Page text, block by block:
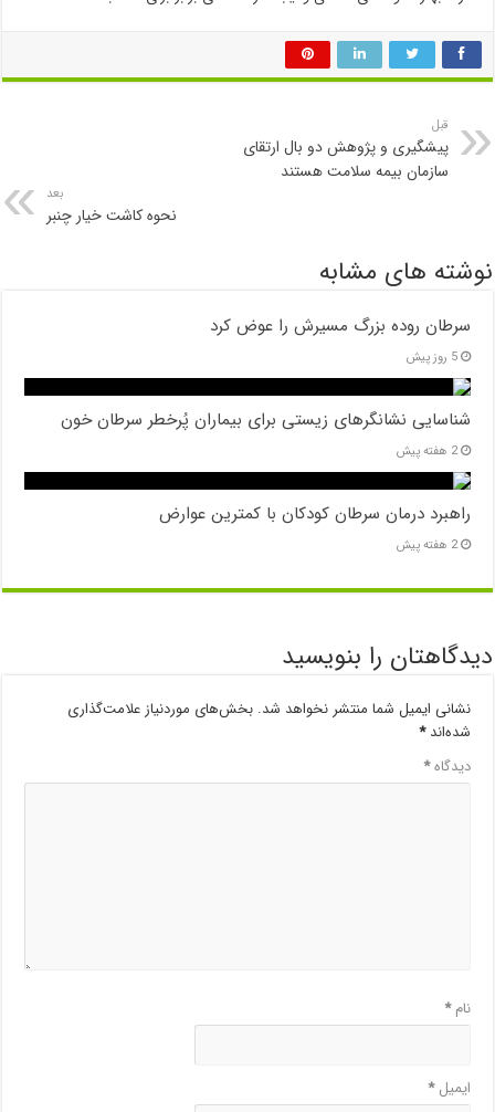
قبل
پیشگیری و پژوهش دو بال ارتقای
سازمان بیمه سلامت هستند
بعد
نحوه کاشت خیار چنبر
نوشته های مشابه
سرطان روده بزرگ مسیرش را عوض کرد
5 روز پیش
شناسایی نشانگرهای زیستی برای بیماران پُرخطر سرطان خون
2 هفته پیش
راهبرد درمان سرطان کودکان با کمترین عوارض
2 هفته پیش
دیدگاهتان را بنویسید
نشانی ایمیل شما منتشر نخواهد شد. بخش‌های موردنیاز علامت‌گذاری
شده‌اند*
دیدگاه*
نام*
ایمیل*